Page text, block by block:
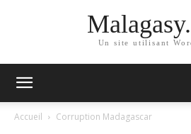
Un site utilisant
Accueil Corruption Madagascar